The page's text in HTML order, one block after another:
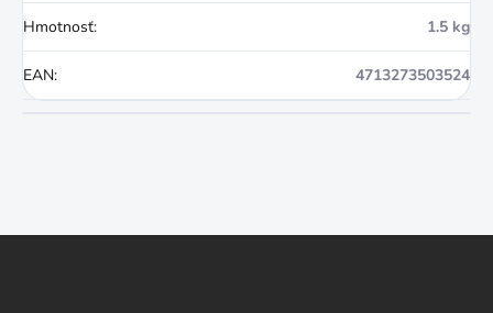
Hmotnosť: 1.5 kg
EAN: 4713273503524